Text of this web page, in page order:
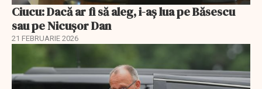
Ciucu: Dacă ar fi să aleg, i-aș lua pe Băsescu
sau pe Nicușor Dan
21 FEBRUARIE 2026